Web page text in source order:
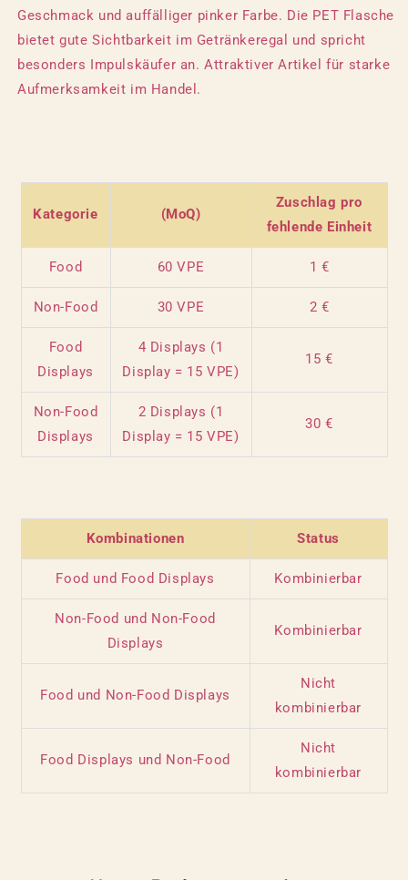
Geschmack und auffälliger pinker Farbe. Die PET Flasche
bietet gute Sichtbarkeit im Getränkeregal und spricht
besonders Impulskäufer an. Attraktiver Artikel für starke
Aufmerksamkeit im Handel.
Kategorie (MoQ)
Zuschlag pro
fehlende Einheit
Food 60 VPE 1 €
Non-Food 30 VPE 2 €
Food
Displays
4 Displays (1
Display = 15 VPE)
15 €
Non-Food
Displays
2 Displays (1
Display = 15 VPE)
30 €
Kombinationen Status
Food und Food Displays Kombinierbar
Non-Food und Non-Food
Displays
Kombinierbar
Food und Non-Food Displays
Nicht
kombinierbar
Food Displays und Non-Food
Nicht
kombinierbar